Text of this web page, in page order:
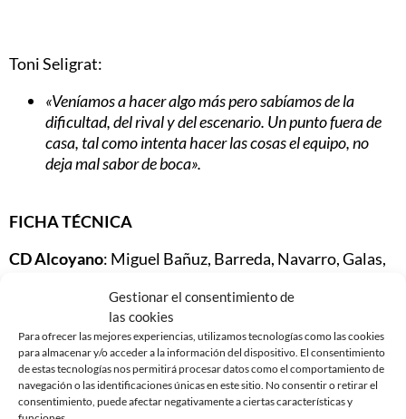
Gestionar el consentimiento de
las cookies
Para ofrecer las mejores experiencias, utilizamos tecnologías como las cookies
para almacenar y/o acceder a la información del dispositivo. El consentimiento
de estas tecnologías nos permitirá procesar datos como el comportamiento de
navegación o las identificaciones únicas en este sitio. No consentir o retirar el
consentimiento, puede afectar negativamente a ciertas características y
Toni Seligrat:
«Veníamos a hacer algo más pero sabíamos de la
dificultad, del rival y del escenario. Un punto fuera de
casa, tal como intenta hacer las cosas el equipo, no
deja mal sabor de boca».
FICHA TÉCNICA
CD Alcoyano: Miguel Bañuz, Barreda, Navarro, Galas,
83’), Kilian, M. Gato, R. Alarcón.
CE Sabadell: Roberto, Óscar Rubio, Migue, Aleix Coch,
Dani Gómez, Marc Martínez, Ángel, Pedro Capó, Felipe
Sanchón (Migue García, 88’), Josu (Mario, 80’), Arturo.